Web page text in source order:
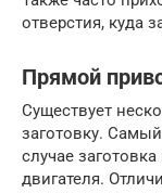
отверстия, куда
Прямой
Существует
заготовку.
случае
двигателя.